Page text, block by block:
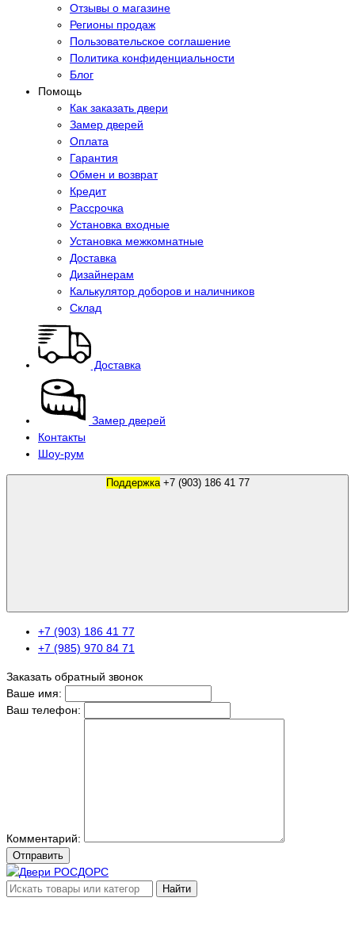
Отзывы о магазине
Регионы продаж
Пользовательское соглашение
Политика конфиденциальности
Блог
Помощь
Как заказать двери
Замер дверей
Оплата
Гарантия
Обмен и возврат
Кредит
Рассрочка
Установка входные
Установка межкомнатные
Доставка
Дизайнерам
Калькулятор доборов и наличников
Склад
Доставка
Замер дверей
Контакты
Шоу-рум
Поддержка +7 (903) 186 41 77
+7 (903) 186 41 77
+7 (985) 970 84 71
Заказать обратный звонок
Ваше имя:
Ваш телефон:
Комментарий:
Отправить
Найти